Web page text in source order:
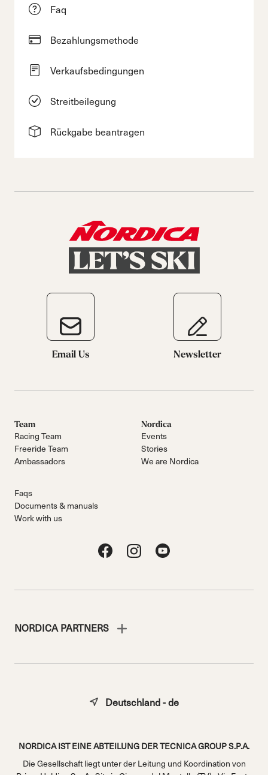
Faq
Bezahlungsmethode
Verkaufsbedingungen
Streitbeilegung
Rückgabe beantragen
Email Us Newsletter
Team
Racing Team
Freeride Team
Ambassadors
Nordica
Events
Stories
We are Nordica
Faqs
Documents & manuals
Work with us
NORDICA PARTNERS
NORDICA IST EINE ABTEILUNG DER TECNICA GROUP S.P.A.
Die Gesellschaft liegt unter der Leitung und Koordination von
Deutschland - de